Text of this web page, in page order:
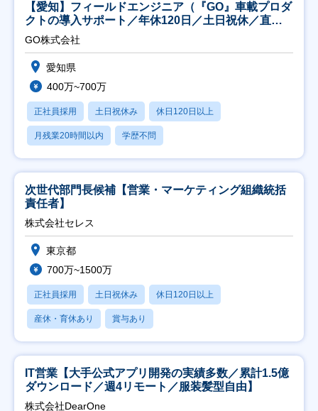
【愛知】フィールドエンジニア（『GO』車載プロダ
クトの導入サポート／年休120日／土日祝休／直行
直帰
GO株式会社
愛知県
400万~700万
正社員採用 土日祝休み 休日120日以上
月残業20時間以内 学歴不問
次世代部門長候補【営業・マーケティング組織統括
責任者】
株式会社セレス
東京都
700万~1500万
正社員採用 土日祝休み 休日120日以上
産休・育休あり 賞与あり
IT営業【大手公式アプリ開発の実績多数／累計1.5億
ダウンロード／週4リモート／服装髪型自由】
株式会社DearOne